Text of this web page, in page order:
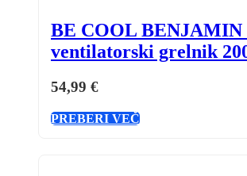
BE COOL BENJAMIN
ventilatorski grelnik
54,99 €
PREBERI VEČ